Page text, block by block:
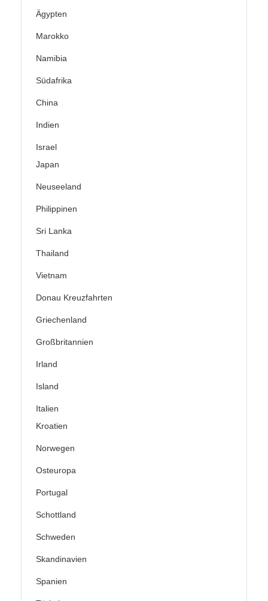
Ägypten
Marokko
Namibia
Südafrika
China
Indien
Israel
Japan
Neuseeland
Philippinen
Sri Lanka
Thailand
Vietnam
Donau Kreuzfahrten
Griechenland
Großbritannien
Irland
Island
Italien
Kroatien
Norwegen
Osteuropa
Portugal
Schottland
Schweden
Skandinavien
Spanien